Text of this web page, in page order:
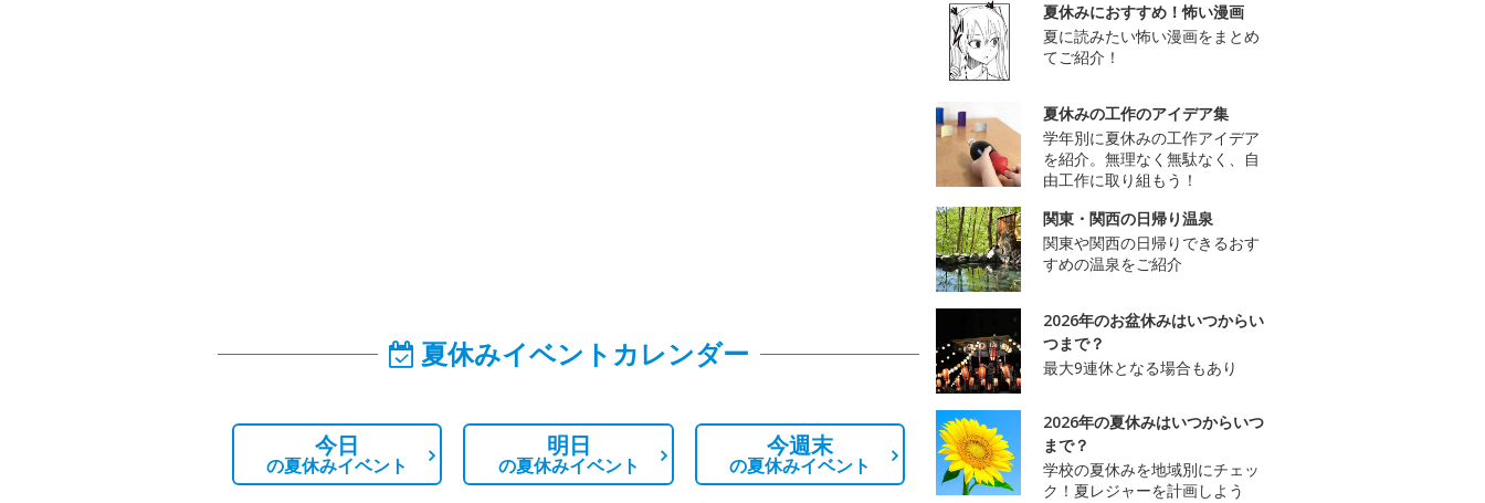
夏休みイベントカレンダー
今日
の夏休みイベント
明日
の夏休みイベント
今週末
の夏休みイベント
夏休みにおすすめ！怖い漫画
夏に読みたい怖い漫画をまとめ
てご紹介！
夏休みの工作のアイデア集
学年別に夏休みの工作アイデア
を紹介。無理なく無駄なく、自
由工作に取り組もう！
関東・関西の日帰り温泉
関東や関西の日帰りできるおす
すめの温泉をご紹介
2026年のお盆休みはいつからい
つまで？
最大9連休となる場合もあり
2026年の夏休みはいつからいつ
まで？
学校の夏休みを地域別にチェッ
ク！夏レジャーを計画しよう